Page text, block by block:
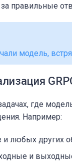
правильные
модель,
где
Например:
любых других
и